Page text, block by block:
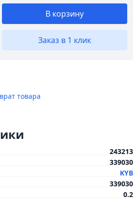
В корзину
Заказ в 1 клик
товара
243213
339030
KYB
339030
0.2